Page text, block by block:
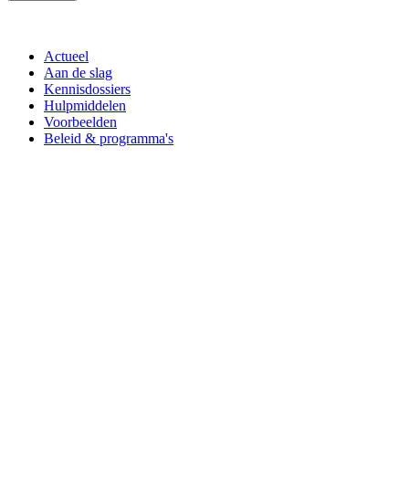
Actueel
Aan de slag
Kennisdossiers
Hulpmiddelen
Voorbeelden
Beleid & programma's